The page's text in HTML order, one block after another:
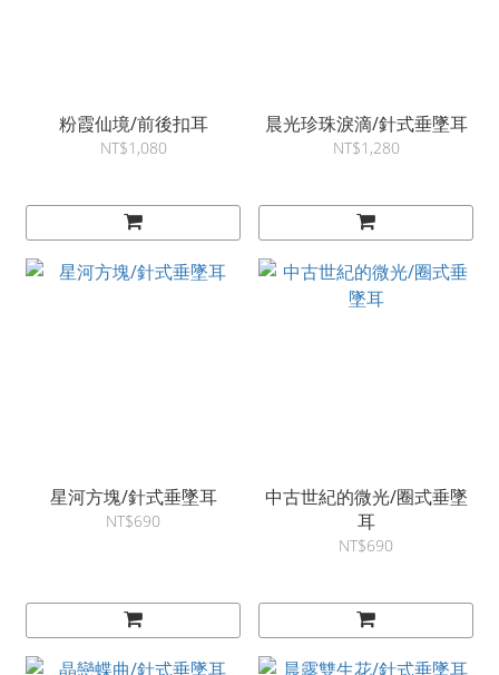
粉霞仙境/前後扣耳
NT$1,080
晨光珍珠淚滴/針式垂墜耳
NT$1,280
星河方塊/針式垂墜耳
NT$690
中古世紀的微光/圈式垂墜
耳
NT$690